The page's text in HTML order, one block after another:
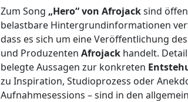
Zum Song „Hero“ von Afrojacksind
belastbare Hintergrundinformationen
dass es sich um eine Veröffentlichung
und Produzenten Afrojack handelt.
belegte Aussagen zur konkreten
zu Inspiration, Studioprozess oder
Aufnahmesessions – sind in den